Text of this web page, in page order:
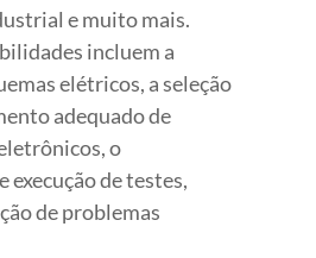
e muito mais.
incluem a
elétricos, a seleção
adequado de
o
execução de testes,
de problemas